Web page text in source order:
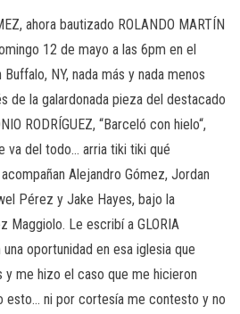
ahora bautizado ROLANDO MARTÍN
12 de mayo a las 6pm en el
NY, nada más y nada menos
de la galardonada pieza del destacado
RODRÍGUEZ, “Barceló con hielo“,
va del todo… arria tiki tiki qué
Alejandro Gómez, Jordan
Pérez y Jake Hayes, bajo la
Maggiolo. Le escribí a GLORIA
oportunidad en esa iglesia que
y me hizo el caso que me hicieron
esto… ni por cortesía me contesto y no